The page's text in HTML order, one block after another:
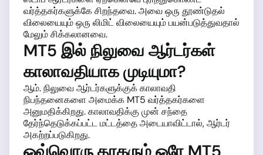
வர்த்தகர்களுக்கே சிறந்தவை. அவை ஒரு தூண்டுதல்
விலையையும் ஒரு லிமிட் விலையையும் பயன்படுத்துவதால்
மேலும் சிக்கலானவை.
MT5 இல் நிலுவை ஆர்டர்கள்
காலாவதியாக முடியுமா?
ஆம். நிலுவை ஆர்டர்களுக்குக் காலாவதி
நிபந்தனைகளை அமைக்க MT5 வர்த்தகர்களை
அனுமதிக்கிறது. காலாவதிக்கு முன் சந்தை
தேர்ந்தெடுக்கப்பட்ட மட்டத்தை அடையாவிட்டால், ஆர்டர்
அகற்றப்படுகிறது.